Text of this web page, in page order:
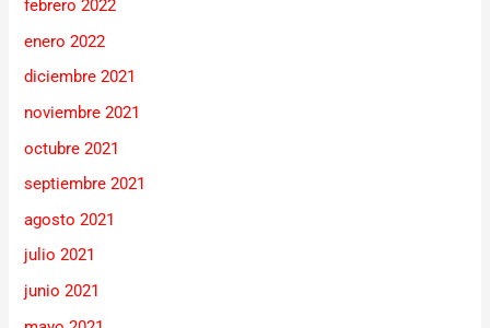
febrero 2022
enero 2022
diciembre 2021
noviembre 2021
octubre 2021
septiembre 2021
agosto 2021
julio 2021
junio 2021